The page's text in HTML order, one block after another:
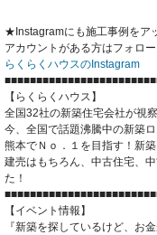
★Instagramにも施工事例をア
アカウントがある方はフォロ
らくらくハウスのInstagram
【らくらくハウス】
全国32社の新築住宅会社が視察
今、全国で話題沸騰中の新築
熊本でＮｏ．１を目指す！新
建売はもちろん、中古住宅、
た！
【イベント情報】
『新築を探しているけど、お